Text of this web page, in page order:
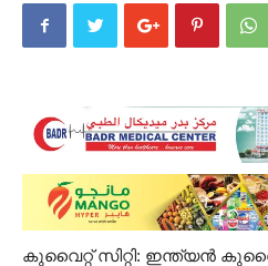
കുവൈറ്റ് സിറ്റി: ഇന്ത്യൻ